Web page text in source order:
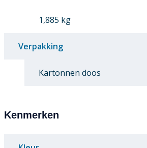
1,885 kg
Verpakking
Kartonnen doos
Kenmerken